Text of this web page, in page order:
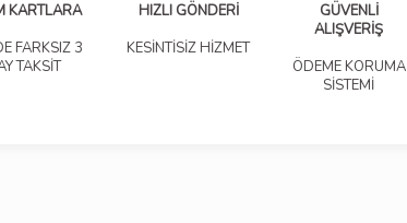
KARTLARA
FARKSIZ 3
TAKSİT
HIZLI GÖNDERİ
KESİNTİSİZ HİZMET
GÜVENLİ
ALIŞVERİŞ
ÖDEME KORUMA
SİSTEMİ